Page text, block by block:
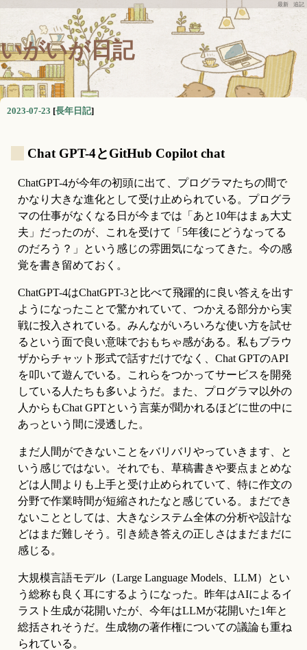
最新 追記
いがいが日記
2023-07-23 [長年日記]
Chat GPT-4とGitHub Copilot chat
ChatGPT-4が今年の初頭に出て、プログラマたちの間で
かなり大きな進化として受け止められている。プログラ
マの仕事がなくなる日が今までは「あと10年はまぁ大丈
夫」だったのが、これを受けて「5年後にどうなってる
のだろう？」という感じの雰囲気になってきた。今の感
覚を書き留めておく。
ChatGPT-4はChatGPT-3と比べて飛躍的に良い答えを出す
ようになったことで驚かれていて、つかえる部分から実
戦に投入されている。みんながいろいろな使い方を試せ
るという面で良い意味でおもちゃ感がある。私もブラウ
ザからチャット形式で話すだけでなく、Chat GPTのAPI
を叩いて遊んでいる。これらをつかってサービスを開発
している人たちも多いようだ。また、プログラマ以外の
人からもChat GPTという言葉が聞かれるほどに世の中に
あっという間に浸透した。
まだ人間ができないことをバリバリやっていきます、と
いう感じではない。それでも、草稿書きや要点まとめな
どは人間よりも上手と受け止められていて、特に作文の
分野で作業時間が短縮されたなと感じている。まだでき
ないこととしては、大きなシステム全体の分析や設計な
どはまだ難しそう。引き続き答えの正しさはまだまだに
感じる。
大規模言語モデル（Large Language Models、LLM）とい
う総称も良く耳にするようになった。昨年はAIによるイ
ラスト生成が花開いたが、今年はLLMが花開いた1年と
総括されそうだ。生成物の著作権についての議論も重ね
られている。